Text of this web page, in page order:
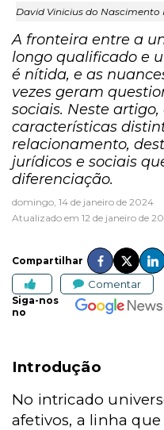
David Vinicius do Nascimento
A fronteira entre a
longo qualificado e
é nítida, e as
vezes geram
sociais. Neste
características
relacionamento,
jurídicos e sociais
diferenciação.
domingo, 14 de janeiro de 2024
Atualizado em 12 de janeiro de
Compartilhar
Comentar
Siga-nos
no
Introdução
No intricado
afetivos, a linha